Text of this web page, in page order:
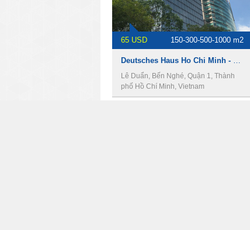
65 USD 150-300-500-1000 m2
Lê Duẩn, Bến Nghé, Quận 1, Thành
phố Hồ Chí Minh, Vietnam